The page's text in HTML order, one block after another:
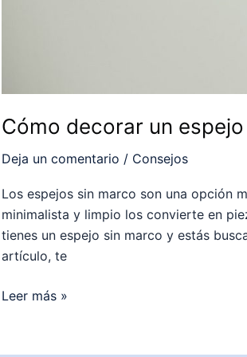
Cómo decorar un
Deja un comentario / Consejos
Los espejos sin marco son una opción
minimalista y limpio los convierte en
tienes un espejo sin marco y estás
artículo, te
Cómo
Leer más »